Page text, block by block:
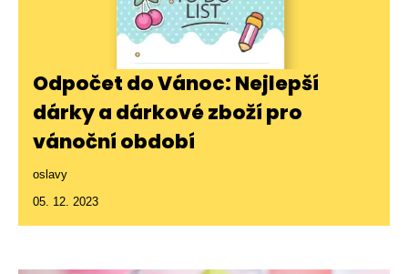
Odpočet do Vánoc: Nejlepší
dárky a dárkové zboží pro
vánoční období
oslavy
05. 12. 2023